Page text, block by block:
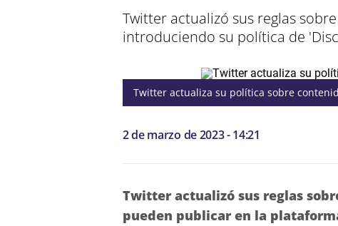
Twitter actualizó sus reglas
introduciendo su política de
Twitter actualiza su política sobre
2 de marzo de 2023 - 14:21
Twitter actualizó sus reglas
pueden publicar en la